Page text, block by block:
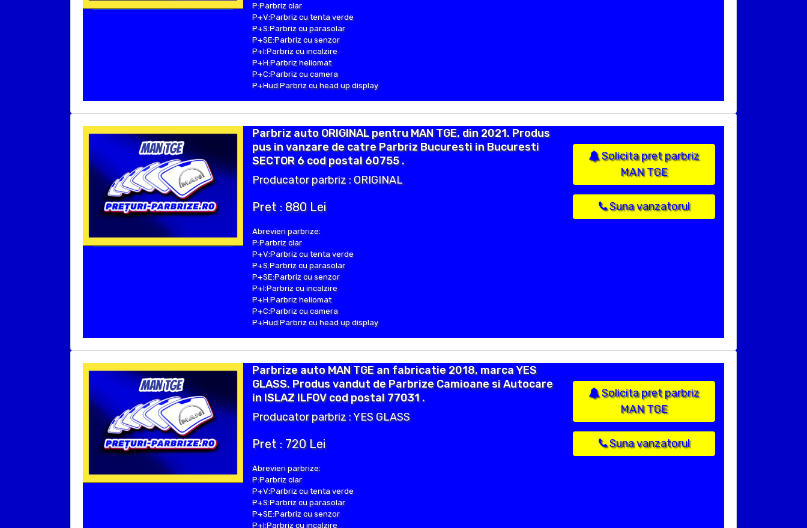
P:Parbriz clar
P+V:Parbriz cu tenta verde
P+S:Parbriz cu parasolar
P+SE:Parbriz cu senzor
P+I:Parbriz cu incalzire
P+H:Parbriz heliomat
P+C:Parbriz cu camera
P+Hud:Parbriz cu head up display
Parbriz auto ORIGINAL pentru MAN TGE, din 2021. Produs
pus in vanzare de catre Parbriz Bucuresti in Bucuresti
SECTOR 6 cod postal 60755 .
Producator parbriz : ORIGINAL
Pret : 880 Lei
Abrevieri parbrize:
P:Parbriz clar
P+V:Parbriz cu tenta verde
P+S:Parbriz cu parasolar
P+SE:Parbriz cu senzor
P+I:Parbriz cu incalzire
P+H:Parbriz heliomat
P+C:Parbriz cu camera
P+Hud:Parbriz cu head up display
Solicita pret parbriz
MAN TGE
Suna vanzatorul
Parbrize auto MAN TGE an fabricatie 2018, marca YES
GLASS. Produs vandut de Parbrize Camioane si Autocare
in ISLAZ ILFOV cod postal 77031 .
Producator parbriz : YES GLASS
Pret : 720 Lei
Abrevieri parbrize:
P:Parbriz clar
P+V:Parbriz cu tenta verde
P+S:Parbriz cu parasolar
P+SE:Parbriz cu senzor
P+I:Parbriz cu incalzire
Solicita pret parbriz
MAN TGE
Suna vanzatorul